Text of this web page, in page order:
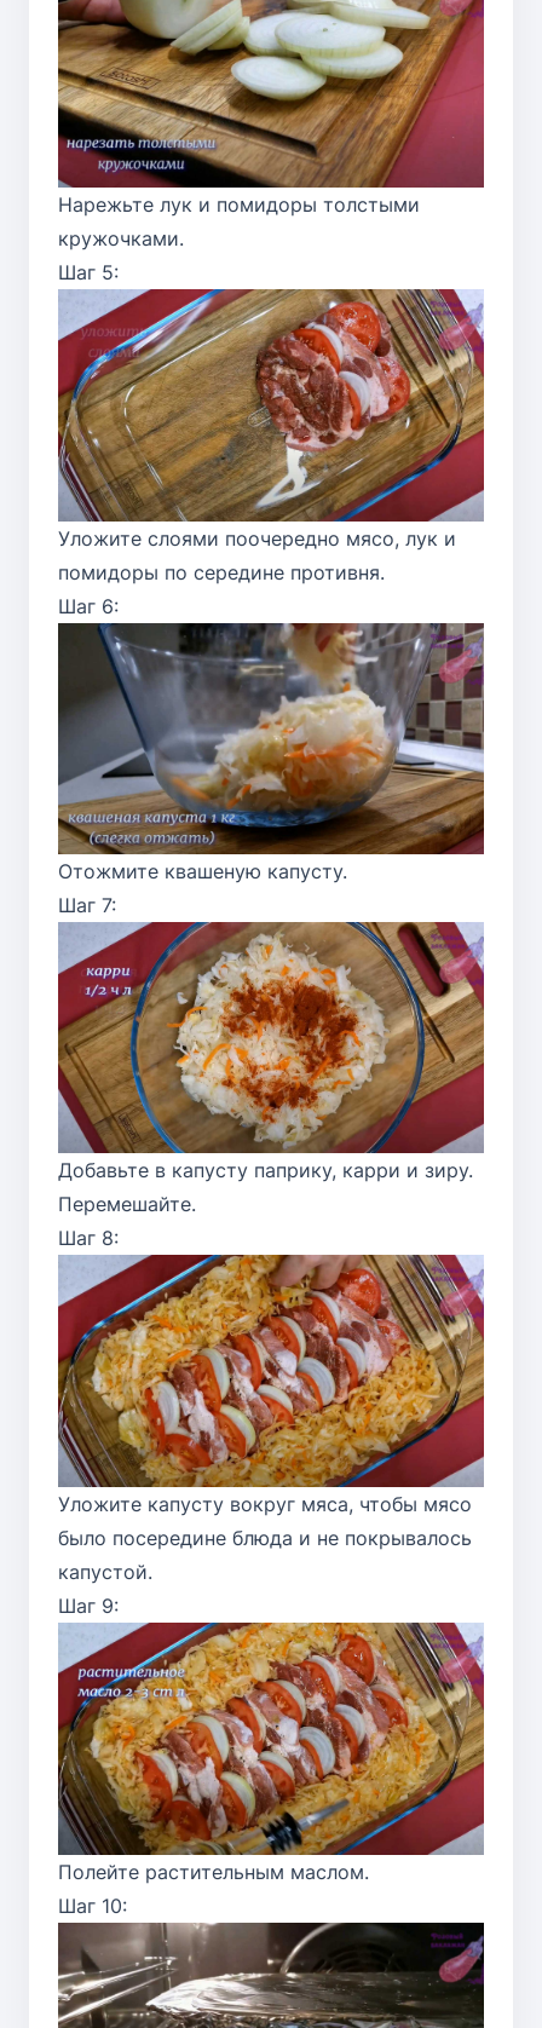
Нарежьте лук и помидоры толстыми
кружочками.
Шаг 5:
Уложите слоями поочередно мясо, лук и
помидоры по середине противня.
Шаг 6:
Отожмите квашеную капусту.
Шаг 7:
Добавьте в капусту паприку, карри и зиру.
Перемешайте.
Шаг 8:
Уложите капусту вокруг мяса, чтобы мясо
было посередине блюда и не покрывалось
капустой.
Шаг 9:
Полейте растительным маслом.
Шаг 10: